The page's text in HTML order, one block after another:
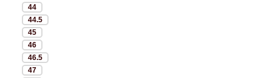
44
44.5
45
46
46.5
47